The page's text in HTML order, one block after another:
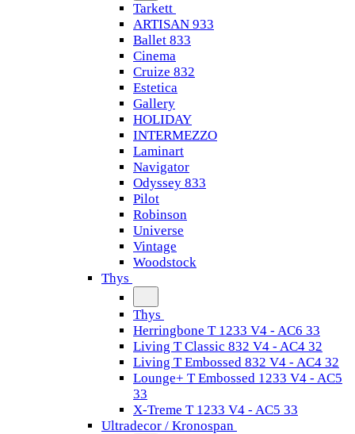
Tarkett
ARTISAN 933
Ballet 833
Cinema
Cruize 832
Estetica
Gallery
HOLIDAY
INTERMEZZO
Laminart
Navigator
Odyssey 833
Pilot
Robinson
Universe
Vintage
Woodstock
Thys
Thys
Herringbone T 1233 V4 - AC6 33
Living T Classic 832 V4 - AC4 32
Living T Embossed 832 V4 - AC4 32
Lounge+ T Embossed 1233 V4 - AC5
33
X-Treme T 1233 V4 - AC5 33
Ultradecor / Kronospan